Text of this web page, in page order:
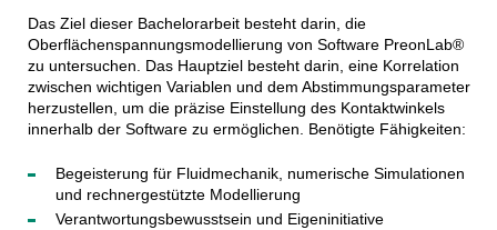
Das Ziel dieser Bachelorarbeit besteht darin, die
Oberflächenspannungsmodellierung von Software PreonLab®
zu untersuchen. Das Hauptziel besteht darin, eine Korrelation
zwischen wichtigen Variablen und dem Abstimmungsparameter
herzustellen, um die präzise Einstellung des Kontaktwinkels
innerhalb der Software zu ermöglichen. Benötigte Fähigkeiten:
Begeisterung für Fluidmechanik, numerische Simulationen
und rechnergestützte Modellierung
Verantwortungsbewusstsein und Eigeninitiative